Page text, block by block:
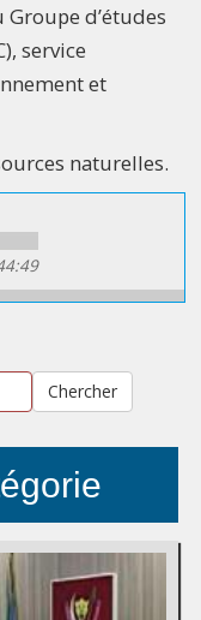
d’études
service
et
naturelles.
Chercher